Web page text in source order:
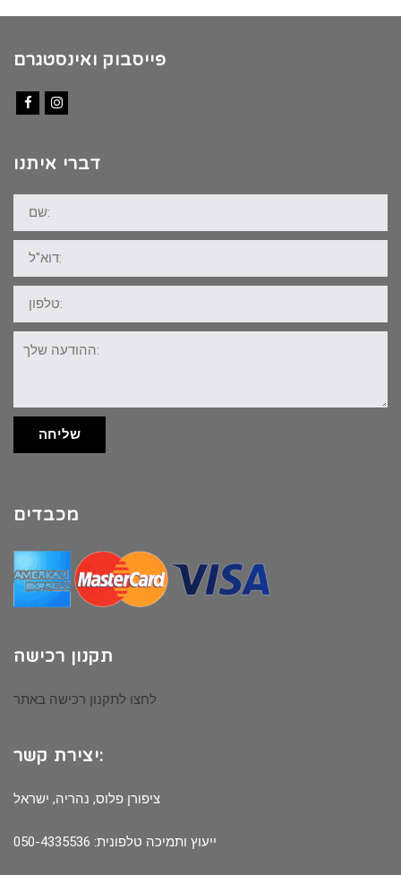
פייסבוק ואינסטגרם
דברי איתנו
שם:
דוא"ל:
טלפון:
ההודעה
שלך:
שליחה
מכבדים
תקנון רכישה
לחצו לתקנון רכישה באתר
יצירת קשר:
ציפורן פלוס, נהריה, ישראל
ייעוץ ותמיכה טלפונית: 050-4335536